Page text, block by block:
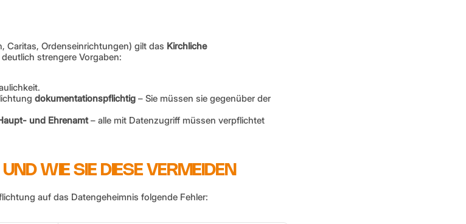
Caritas, Ordenseinrichtungen) gilt das Kirchliche
strengere Vorgaben:
dokumentationspflichtig – Sie müssen sie gegenüber der
und Ehrenamt – alle mit Datenzugriff müssen verpflichtet
UND WIE SIE DIESE VERMEIDEN
auf das Datengeheimnis folgende Fehler: